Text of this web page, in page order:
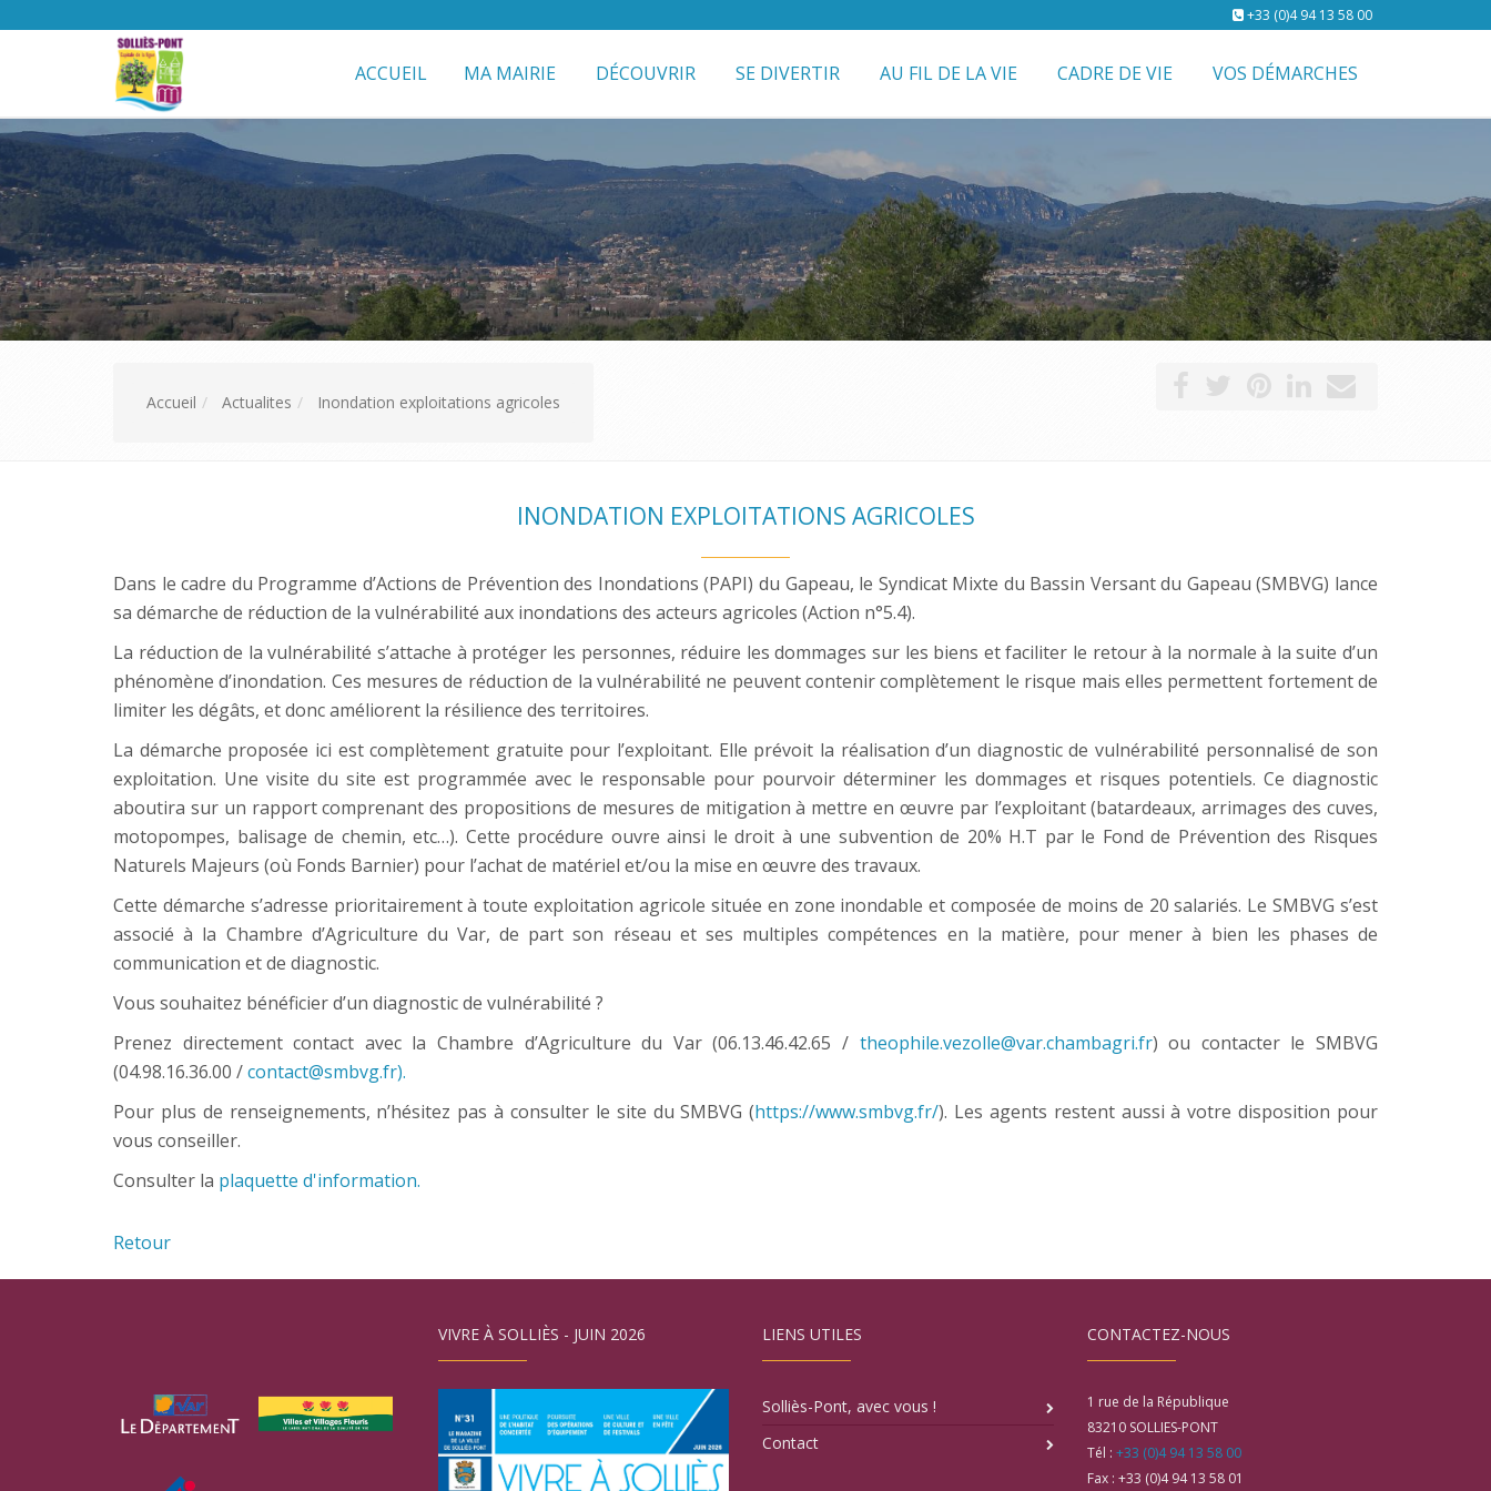
+33 (0)4 94 13 58 00
ACCUEIL MA MAIRIE DÉCOUVRIR SE DIVERTIR AU FIL DE LA VIE CADRE DE VIE VOS DÉMARCHES
Accueil Actualites Inondation exploitations agricoles
INONDATION EXPLOITATIONS AGRICOLES
Dans le cadre du Programme d’Actions de Prévention des Inondations (PAPI) du Gapeau, le Syndicat Mixte du Bassin Versant du Gapeau (SMBVG) lance
sa démarche de réduction de la vulnérabilité aux inondations des acteurs agricoles (Action n°5.4).
La réduction de la vulnérabilité s’attache à protéger les personnes, réduire les dommages sur les biens et faciliter le retour à la normale à la suite d’un
phénomène d’inondation. Ces mesures de réduction de la vulnérabilité ne peuvent contenir complètement le risque mais elles permettent fortement de
limiter les dégâts, et donc améliorent la résilience des territoires.
La démarche proposée ici est complètement gratuite pour l’exploitant. Elle prévoit la réalisation d’un diagnostic de vulnérabilité personnalisé de son
exploitation. Une visite du site est programmée avec le responsable pour pourvoir déterminer les dommages et risques potentiels. Ce diagnostic
aboutira sur un rapport comprenant des propositions de mesures de mitigation à mettre en œuvre par l’exploitant (batardeaux, arrimages des cuves,
motopompes, balisage de chemin, etc…). Cette procédure ouvre ainsi le droit à une subvention de 20% H.T par le Fond de Prévention des Risques
Naturels Majeurs (où Fonds Barnier) pour l’achat de matériel et/ou la mise en œuvre des travaux.
Cette démarche s’adresse prioritairement à toute exploitation agricole située en zone inondable et composée de moins de 20 salariés. Le SMBVG s’est
associé à la Chambre d’Agriculture du Var, de part son réseau et ses multiples compétences en la matière, pour mener à bien les phases de
communication et de diagnostic.
Vous souhaitez bénéficier d’un diagnostic de vulnérabilité ?
Prenez directement contact avec la Chambre d’Agriculture du Var (06.13.46.42.65 / theophile.vezolle@var.chambagri.fr) ou contacter le SMBVG
(04.98.16.36.00 /contact@smbvg.fr).
Pour plus de renseignements, n’hésitez pas à consulter le site du SMBVG (https://www.smbvg.fr/). Les agents restent aussi à votre disposition pour
vous conseiller.
Consulter la plaquette d'information.
Retour
VIVRE À SOLLIÈS - JUIN 2026 LIENS UTILES
Solliès-Pont, avec vous !
Contact
CONTACTEZ-NOUS
1 rue de la République
83210 SOLLIES-PONT
Tél : +33 (0)4 94 13 58 00
Fax : +33 (0)4 94 13 58 01